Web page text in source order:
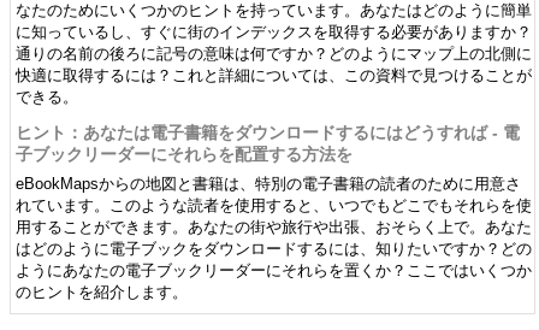
なたのためにいくつかのヒントを持っています。あなたはどのように簡単
に知っているし、すぐに街のインデックスを取得する必要がありますか？
通りの名前の後ろに記号の意味は何ですか？どのようにマップ上の北側に
快適に取得するには？これと詳細については、この資料で見つけることが
できる。
ヒント：あなたは電子書籍をダウンロードするにはどうすれば - 電
子ブックリーダーにそれらを配置する方法を
eBookMapsからの地図と書籍は、特別の電子書籍の読者のために用意さ
れています。このような読者を使用すると、いつでもどこでもそれらを使
用することができます。あなたの街や旅行や出張、おそらく上で。あなた
はどのように電子ブックをダウンロードするには、知りたいですか？どの
ようにあなたの電子ブックリーダーにそれらを置くか？ここではいくつか
のヒントを紹介します。